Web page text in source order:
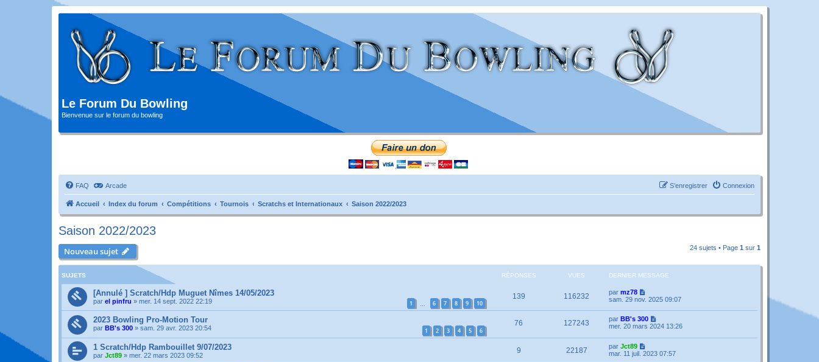
Le Forum Du Bowling
Bienvenue sur le forum du bowling
FAQ Arcade Connexion
S’enregistrer
Accueil Index du forum Compétitions Tournois Scratchs et Internationaux Saison 2022/2023
Saison 2022/2023
Nouveau sujet 24 sujets • Page 1 sur 1
SUJETS RÉPONSES VUES DERNIER MESSAGE
[Annulé ] Scratch/Hdp Muguet Nîmes 14/05/2023
par el pinfru » mer. 14 sept. 2022 22:19 1 6 7 8 9 10
139 116232 par mz78
sam. 29 nov. 2025 09:07
2023 Bowling Pro-Motion Tour
par BB's 300 » sam. 29 avr. 2023 20:54 1 2 3 4 5 6
76 127243 par BB's 300
mer. 20 mars 2024 13:26
1 Scratch/Hdp Rambouillet 9/07/2023
par Jct89 » mer. 22 mars 2023 09:52
9 22187 par Jct89
mar. 11 juil. 2023 07:57